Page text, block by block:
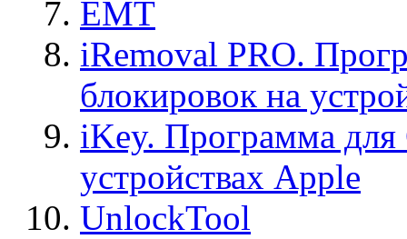
EMT
iRemoval PRO.
блокировок на
iKey. Программа для
устройствах Apple
UnlockTool